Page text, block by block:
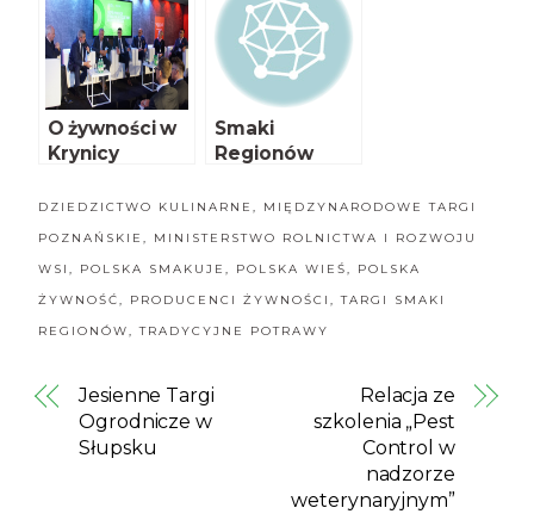
O żywności w
Krynicy
Smaki
Regionów
DZIEDZICTWO KULINARNE, MIĘDZYNARODOWE TARGI
POZNAŃSKIE, MINISTERSTWO ROLNICTWA I ROZWOJU
WSI, POLSKA SMAKUJE, POLSKA WIEŚ, POLSKA
ŻYWNOŚĆ, PRODUCENCI ŻYWNOŚCI,TARGI SMAKI
REGIONÓW,TRADYCYJNE POTRAWY
Jesienne Targi
Ogrodnicze w
Słupsku
Relacja ze
szkolenia „Pest
Control w
nadzorze
weterynaryjnym”